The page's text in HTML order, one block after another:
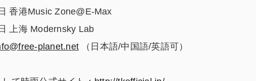
香港Music Zone@E-Max
上海 Modernsky Lab
planet.net （日本語/中国語/英語可）